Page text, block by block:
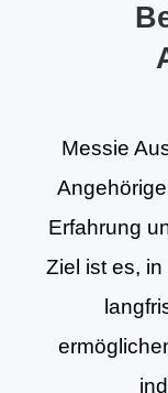
Messie
Erfahrung
Ziel ist es,